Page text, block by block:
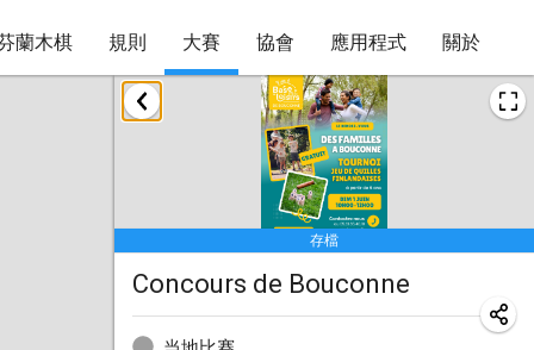
蘭木棋 規則 大賽 協會 應用程式 關於
存檔
Concours de Bouconne
2025年1月
Tournoi Mixte ASPTTOM
2025年1月18日|法國
Indoor Polish Open 2025 - Singles
2025年1月18日|波蘭
Tournoi de St Max